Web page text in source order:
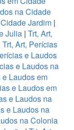
na Cidade
Jardim|
Julia | Trt, Art,
Trt, Art, Perícias
e Laudos
e Laudos na
e Laudos em
e Laudos em
e Laudos na
e Laudos na
na Colonia